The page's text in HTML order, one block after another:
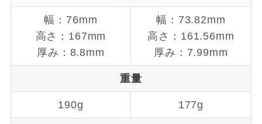
幅：76mm
高さ：167mm
厚み：8.8mm
幅：73.82mm
高さ：161.56mm
厚み：7.99mm
重量
190g 177g